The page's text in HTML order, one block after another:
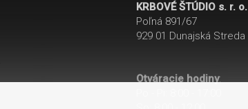
KRBOVÉ ŠTÚDIO s. r. o.
Poľná 891/67
929 01 Dunajská Streda
Otváracie hodiny: